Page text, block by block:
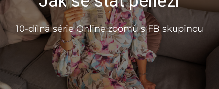
10-dílná série Online zoomů s FB skupinou